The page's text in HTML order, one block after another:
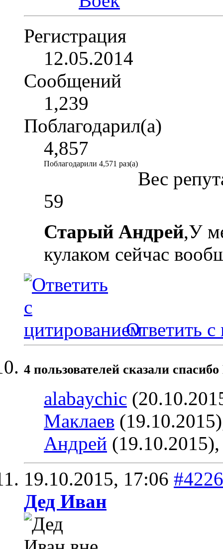
Регистрация
12.05.2014
Сообщений
1,239
Поблагодарил(а)
4,857
Поблагодарили 4,571 раз(а)
Вес
59
Старый Андрей,У
кулаком сейчас
Ответить с
4 пользователей сказали
alabaychic
Маклаев
Андрей
19.10.2015, 17:06 #4226
Дед Иван